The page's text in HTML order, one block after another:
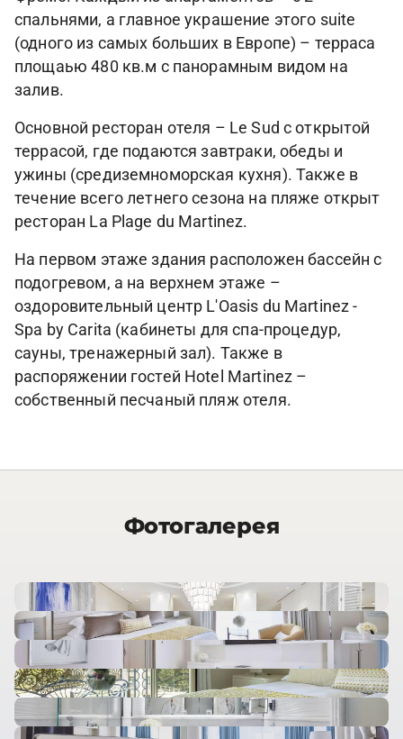
спальнями, а главное украшение этого suite
(одного из самых больших в Европе) – терраса
площаью 480 кв.м с панорамным видом на
залив.
Основной ресторан отеля – Le Sud с открытой
террасой, где подаются завтраки, обеды и
ужины (средиземноморская кухня). Также в
течение всего летнего сезона на пляже открыт
ресторан La Plage du Martinez.
На первом этаже здания расположен бассейн с
подогревом, а на верхнем этаже –
оздоровительный центр L'Oasis du Martinez -
Spa by Carita (кабинеты для спа-процедур,
сауны, тренажерный зал). Также в
распоряжении гостей Hotel Martinez –
собственный песчаный пляж отеля.
Фотогалерея